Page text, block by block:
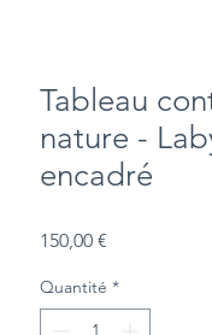
Tableau
nature -
encadré
150,00 €
Quantité *